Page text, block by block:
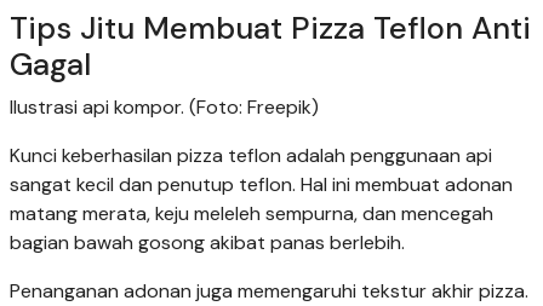
Tips Jitu Membuat Pizza Teflon Anti
Gagal
Ilustrasi api kompor. (Foto: Freepik)
Kunci keberhasilan pizza teflon adalah penggunaan api
sangat kecil dan penutup teflon. Hal ini membuat adonan
matang merata, keju meleleh sempurna, dan mencegah
bagian bawah gosong akibat panas berlebih.
Penanganan adonan juga memengaruhi tekstur akhir pizza.